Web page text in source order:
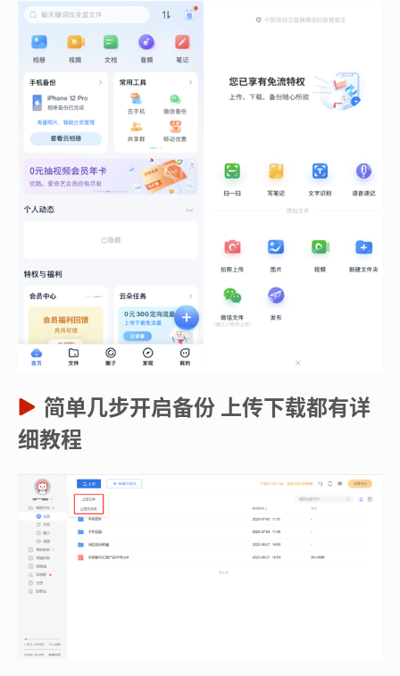
简单几步开启备份 上传下载都有详
细教程